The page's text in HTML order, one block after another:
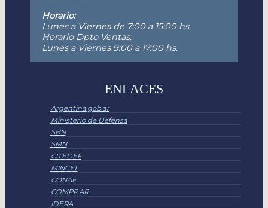
Horario:
Lunes a Viernes de 7:00 a 15:00 hs.
Horario Dpto Ventas:
Lunes a Viernes 9:00 a 17:00 hs.
ENLACES
Argentina.gob.ar
Ministerio de Defensa
SHN
SMN
CITEDEF
MINCYT
CONAE
COMPR.AR
IDERA